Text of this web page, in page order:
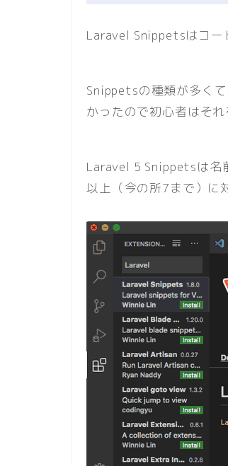
Laravel Snippetsはコー
Snippetsの種類が多く
かったので初心者はそ
Laravel 5 Snippetsは名
以上（今の所7まで）に